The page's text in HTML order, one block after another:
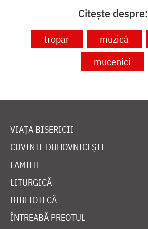
Citește despre:
tropar muzică
mucenici
VIAȚA BISERICII
CUVINTE DUHOVNICEȘTI
FAMILIE
LITURGICĂ
BIBLIOTECĂ
ÎNTREABĂ PREOTUL